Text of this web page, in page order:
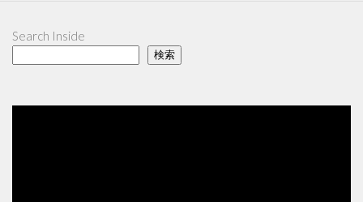
Search Inside
検索